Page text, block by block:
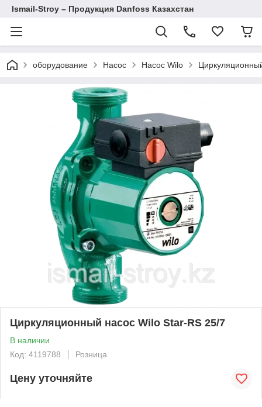
Ismail-Stroy – Продукция Danfoss Казахстан
оборудование Насос Насос Wilo
Циркуляционный насос Wilo Star-RS 25/7
В наличии
Код: 4119788
Розница
Цену уточняйте